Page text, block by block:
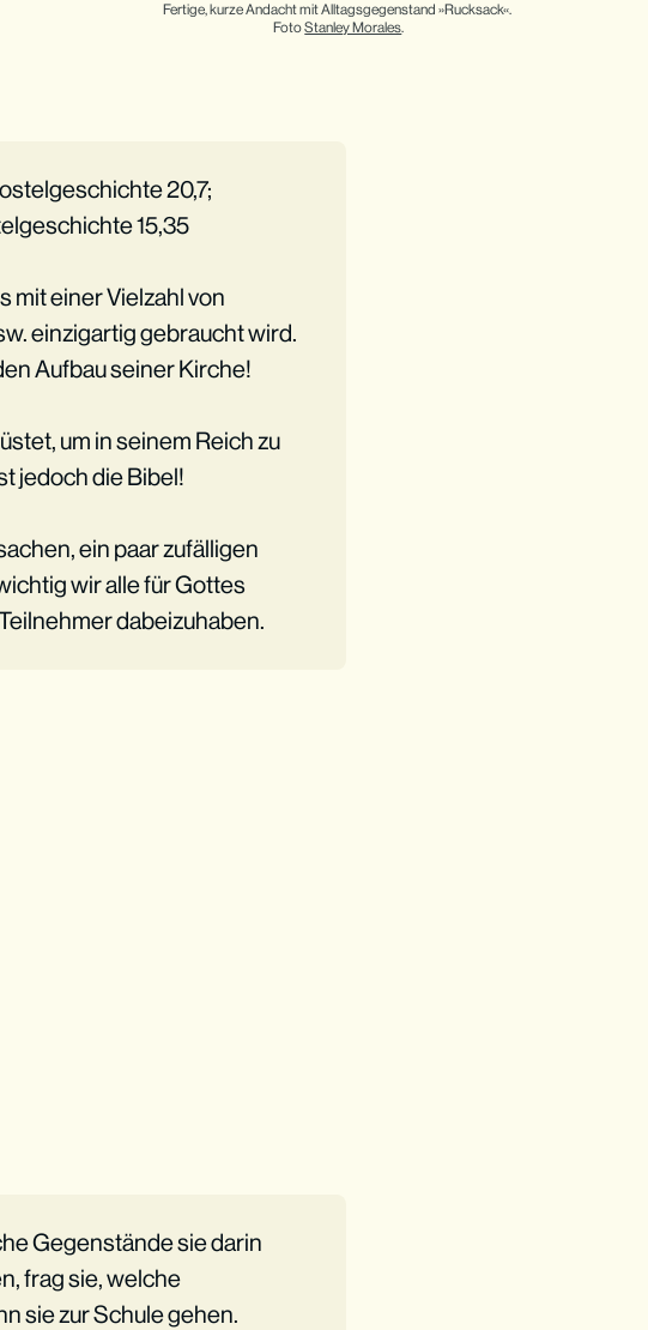
Fertige, kurze Andacht mit Alltagsgegenstand »Rucksack«.
Foto Stanley Morales.
20,7;
15,35
mit einer Vielzahl von
einzigartig gebraucht wird.
Aufbau seiner Kirche!
um in seinem Reich zu
jedoch die Bibel!
ein paar zufälligen
wir alle für Gottes
dabeizuhaben.
Gegenstände sie darin
frag sie, welche
sie zur Schule gehen.